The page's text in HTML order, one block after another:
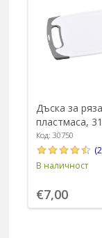
Дъска за
пластмаса,
Kesper
Код: 30750
В наличност
€7,00